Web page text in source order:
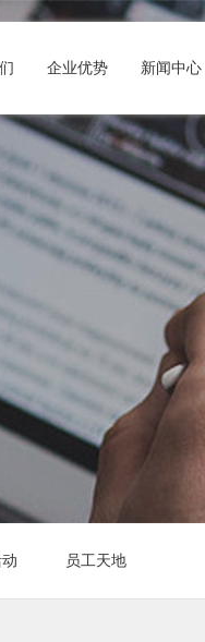
企业优势 新闻中心
员工天地